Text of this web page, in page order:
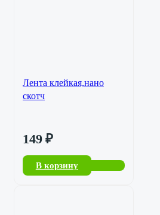
Лента клейкая,нано
скотч
149 ₽
В корзину